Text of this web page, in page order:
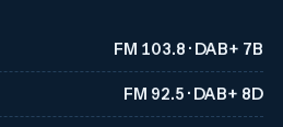
FM 103.8 · DAB+ 7B
FM 92.5 · DAB+ 8D